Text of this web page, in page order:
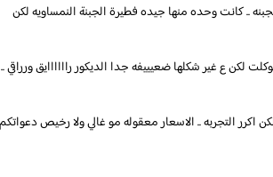
.. كانت وحده منها جيده فطيرة الجبنة النمساويه لكن
لكن ع غير شكلها ضعيييفه جدا الديكور راااااايق ورراقي ..